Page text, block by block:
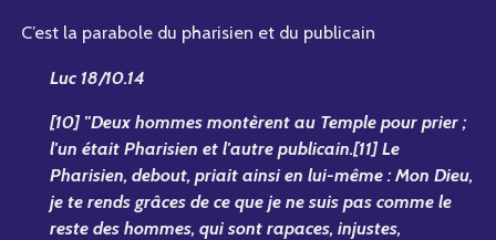
C’est la parabole du pharisien et du publicain
Luc 18/10.14
[10] "Deux hommes montèrent au Temple pour prier ;
l'un était Pharisien et l'autre publicain.[11] Le
Pharisien, debout, priait ainsi en lui-même : Mon Dieu,
je te rends grâces de ce que je ne suis pas comme le
reste des hommes, qui sont rapaces, injustes,